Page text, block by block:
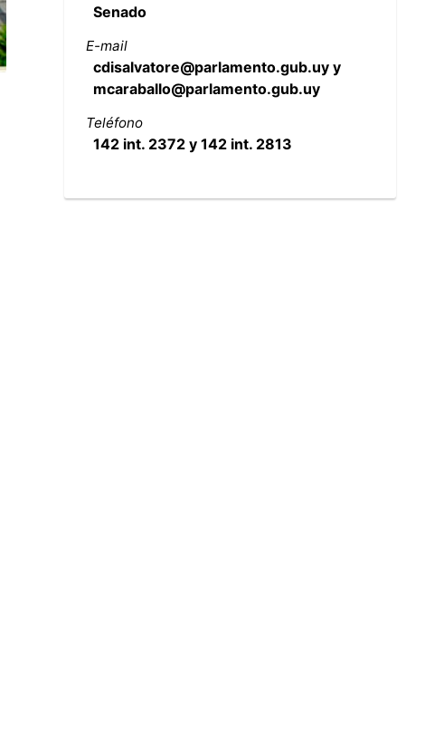
Senado
E-mail
cdisalvatore@parlamento.gub.uy y
mcaraballo@parlamento.gub.uy
Teléfono
142 int. 2372 y 142 int. 2813